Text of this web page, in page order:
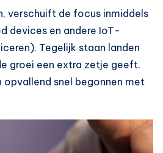
verschuift de focus inmiddels
devices en andere IoT-
Tegelijk staan landen
groei een extra zetje geeft.
snel begonnen met